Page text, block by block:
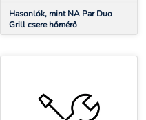
Hasonlók, mint NA Par Duo
Grill csere hőmérő